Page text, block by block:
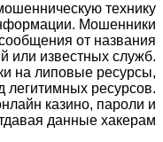
технику
Мошенники
от названия
или известных служб.
на липовые ресурсы,
ресурсов.
казино, пароли и
данные хакерам.